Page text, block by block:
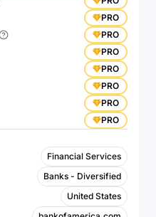
Industrial &
Commercial
Bank of
China Ltd.
+67.11%
PRO
PRO
PRO
PRO
PRO
PRO
PRO
Financial Services
Banks - Diversified
United States